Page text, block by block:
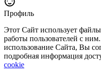
Профиль
Этот Сайт использует
работы пользователей с
использование Сайта, Вы
подробная информация
cookie